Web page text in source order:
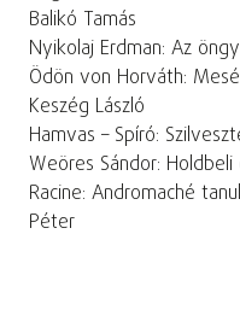
Balikó Tamás
Nyikolaj Erdman: Az
Ödön von Horváth:
Keszég László
Hamvas – Spíró:
Weöres Sándor:
Racine: Andromaché
Péter